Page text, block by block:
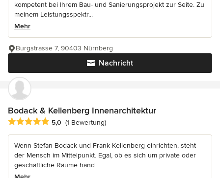
kompetent bei Ihrem Bau- und Sanierungsprojekt zur Seite. Zu
meinem Leistungsspektr...
Mehr
Nachricht
Burgstrasse 7, 90403 Nürnberg
Bodack & Kellenberg Innenarchitektur
Durchschnittliche Bewertung: 5 von 5 Sternen
5,0 (1 Bewertung)
Wenn Stefan Bodack und Frank Kellenberg einrichten, steht
der Mensch im Mittelpunkt. Egal, ob es sich um private oder
geschäftliche Räume hand...